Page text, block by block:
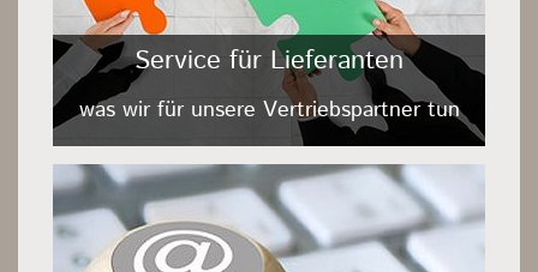
Service für Lieferanten
was wir für unsere Vertriebspartner tun